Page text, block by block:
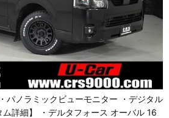
パノラミックビューモニター ・デジタル
詳細】 ・デルタフォース オーバル 16